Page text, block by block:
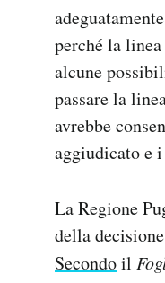
perché la
alcune
passare la
avrebbe
aggiudicato e
La Regione
della
Secondoil